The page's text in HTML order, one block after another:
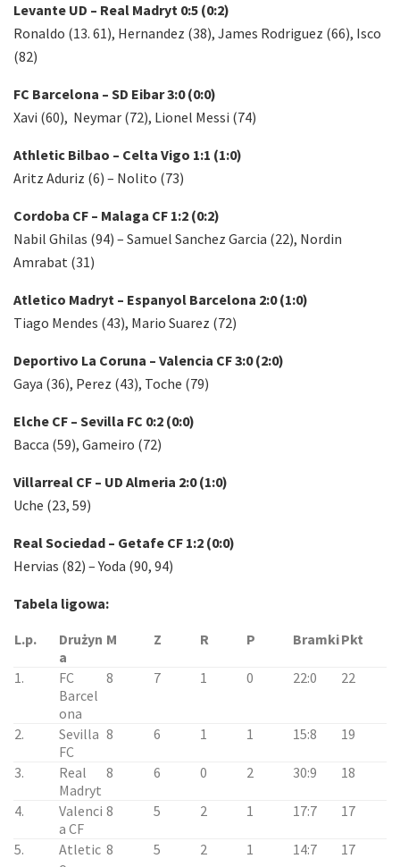
Levante UD – Real Madryt 0:5 (0:2)
Ronaldo (13. 61), Hernandez (38), James Rodriguez (66), Isco
(82)
FC Barcelona – SD Eibar 3:0 (0:0)
Xavi (60), Neymar (72), Lionel Messi (74)
Athletic Bilbao – Celta Vigo 1:1 (1:0)
Aritz Aduriz (6) – Nolito (73)
Cordoba CF – Malaga CF 1:2 (0:2)
Nabil Ghilas (94) – Samuel Sanchez Garcia (22), Nordin
Amrabat (31)
Atletico Madryt – Espanyol Barcelona 2:0 (1:0)
Tiago Mendes (43), Mario Suarez (72)
Deportivo La Coruna – Valencia CF 3:0 (2:0)
Gaya (36), Perez (43), Toche (79)
Elche CF – Sevilla FC 0:2 (0:0)
Bacca (59), Gameiro (72)
Villarreal CF – UD Almeria 2:0 (1:0)
Uche (23, 59)
Real Sociedad – Getafe CF 1:2 (0:0)
Hervias (82) – Yoda (90, 94)
Tabela ligowa:
L.p.
Drużyn
a
M Z R P BramkiPkt
1.
FC
Barcel
ona
8 7 1 0 22:0 22
2.
Sevilla
FC
8 6 1 1 15:8 19
3.
Real
Madryt
8 6 0 2 30:9 18
4.
Valenci
a CF
8 5 2 1 17:7 17
5.
Atletic 8 5 2 1 14:7 17